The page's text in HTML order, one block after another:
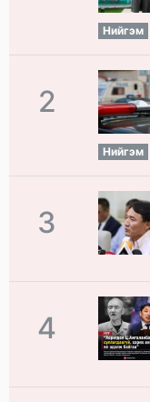
Нийгэм
2
Нийгэм
3
4